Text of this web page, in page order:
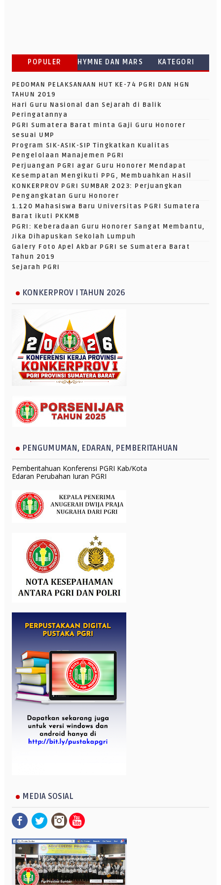
POPULER HYMNE DAN MARS KATEGORI
PEDOMAN PELAKSANAAN HUT KE-74 PGRI DAN HGN
TAHUN 2019
Hari Guru Nasional dan Sejarah di Balik
Peringatannya
PGRI Sumatera Barat minta Gaji Guru Honorer
sesuai UMP
Program SIK-ASIK-SIP Tingkatkan Kualitas
Pengelolaan Manajemen PGRI
Perjuangan PGRI agar Guru Honorer Mendapat
Kesempatan Mengikuti PPG, Membuahkan Hasil
KONKERPROV PGRI SUMBAR 2023: Perjuangkan
Pengangkatan Guru Honorer
1.120 Mahasiswa Baru Universitas PGRI Sumatera
Barat ikuti PKKMB
PGRI: Keberadaan Guru Honorer Sangat Membantu,
Jika Dihapuskan Sekolah Lumpuh
Galery Foto Apel Akbar PGRI se Sumatera Barat
Tahun 2019
Sejarah PGRI
KONKERPROV I TAHUN 2026
PENGUMUMAN, EDARAN, PEMBERITAHUAN
Pemberitahuan Konferensi PGRI Kab/Kota
Edaran Perubahan Iuran PGRI
MEDIA SOSIAL